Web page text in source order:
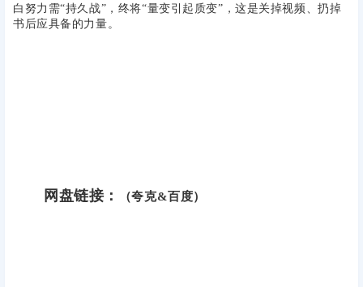
白努力需“持久战”，终将“量变引起质变”，这是关掉视频、扔掉
书后应具备的力量。
网盘链接： （夸克&百度）